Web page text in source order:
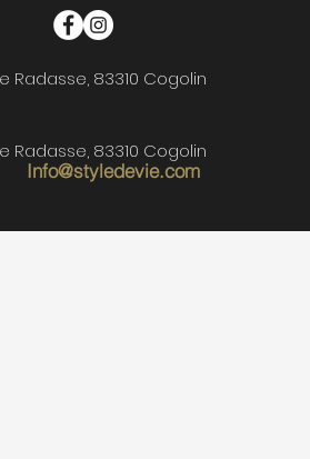
Radasse, 83310 Cogolin
Info@styledevie.com
Radasse, 83310 Cogolin